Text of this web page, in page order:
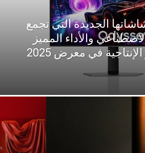
الجديدة التي تجمع
والأداء المميز
في الألعاب وتعزيز الإنتاجية في معرض 2025